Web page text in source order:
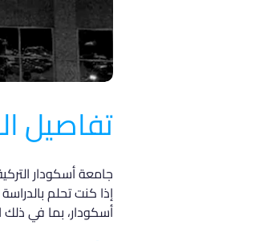
تفاصيل
جامعة أسكودار
إذا كنت تحلم
أسكودار، بما في ذلك